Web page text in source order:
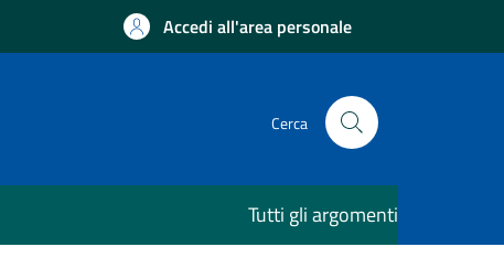
Accedi all'area personale
Cerca
Tutti gli argomenti